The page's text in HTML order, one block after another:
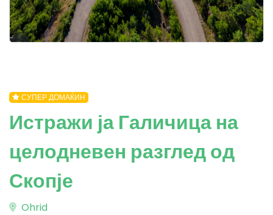
СУПЕР ДОМАЌИН
Истражи ја Галичица на
целодневен разглед од
Скопје
Ohrid